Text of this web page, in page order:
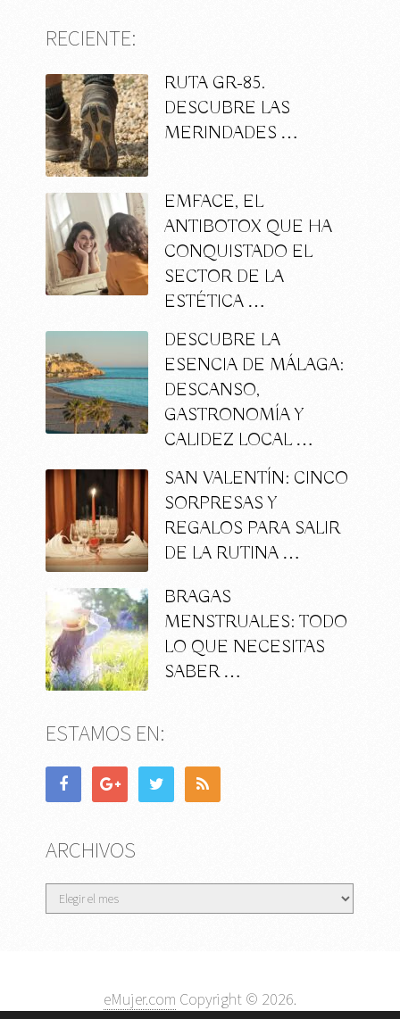
RECIENTE:
RUTA GR-85.
DESCUBRE LAS
MERINDADES …
EMFACE, EL
ANTIBOTOX QUE HA
CONQUISTADO EL
SECTOR DE LA
ESTÉTICA …
DESCUBRE LA
ESENCIA DE MÁLAGA:
DESCANSO,
GASTRONOMÍA Y
CALIDEZ LOCAL …
SAN VALENTÍN: CINCO
SORPRESAS Y
REGALOS PARA SALIR
DE LA RUTINA …
BRAGAS
MENSTRUALES: TODO
LO QUE NECESITAS
SABER …
ESTAMOS EN:
ARCHIVOS
Archivos
eMujer.com Copyright © 2026.